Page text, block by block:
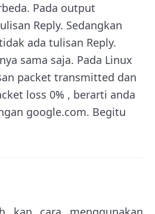
Pada output
Reply. Sedangkan
ada tulisan Reply.
sama saja. Pada Linux
packet transmitted dan
loss 0% , berarti anda
google.com. Begitu